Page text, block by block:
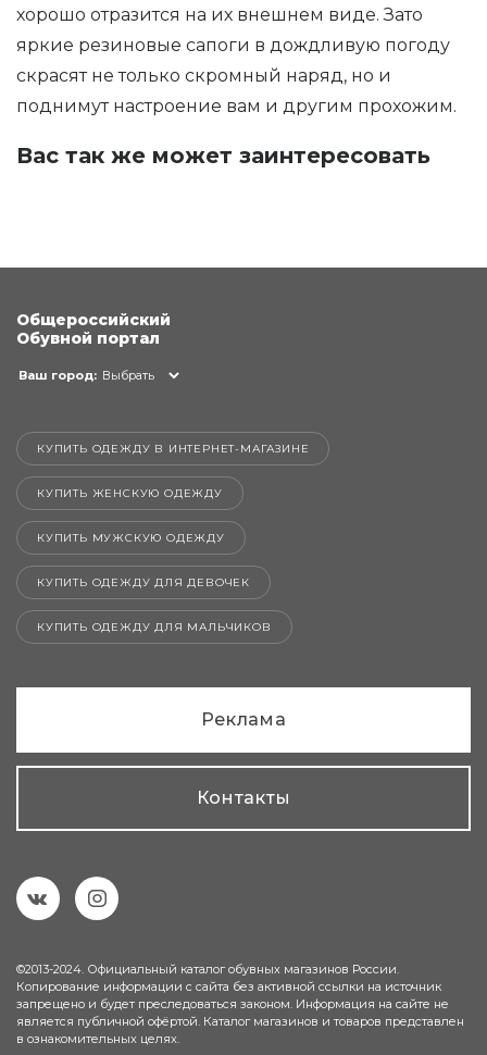
хорошо отразится на их внешнем виде. Зато
яркие резиновые сапоги в дождливую погоду
скрасят не только скромный наряд, но и
поднимут настроение вам и другим прохожим.
Вас так же может заинтересовать
Общероссийский
Обувной портал
Ваш город: Выбрать
КУПИТЬ ОДЕЖДУ В ИНТЕРНЕТ-МАГАЗИНЕ
КУПИТЬ ЖЕНСКУЮ ОДЕЖДУ
КУПИТЬ МУЖСКУЮ ОДЕЖДУ
КУПИТЬ ОДЕЖДУ ДЛЯ ДЕВОЧЕК
КУПИТЬ ОДЕЖДУ ДЛЯ МАЛЬЧИКОВ
Реклама
Контакты
©2013-2024. Официальный каталог обувных магазинов России.
Копирование информации с сайта без активной ссылки на источник
запрещено и будет преследоваться законом. Информация на сайте не
является публичной офёртой. Каталог магазинов и товаров представлен
в ознакомительных целях.